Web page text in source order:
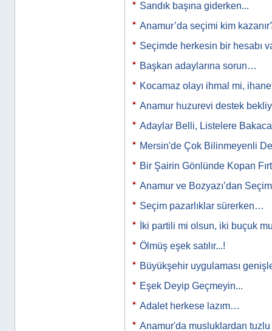
Sandık başına giderken...
Anamur’da seçimi kim
Seçimde herkesin bir hesabı
Başkan adaylarına sorun…
Kocamaz olayı ihmal mi,
Anamur huzurevi destek
Adaylar Belli, Listelere
Mersin'de Çok Bilinmeyenli
Bir Şairin Gönlünde Kopan
Anamur ve Bozyazı’dan
Seçim pazarlıklar sürerken…
İki partili mi olsun, iki buçuk
Ölmüş eşek satılır...!
Büyükşehir uygulaması
Eşek Deyip Geçmeyin...
Adalet herkese lazım…
Anamur'da musluklardan